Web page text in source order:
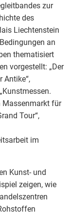
zur
des
Liechtenstein
an
thematisiert
vorgestellt: „Der
Antike“,
Massenmarkt für
Tour“,
im
Kunst- und
zeigen, wie